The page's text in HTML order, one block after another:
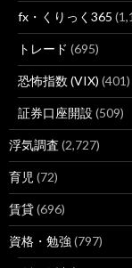
fx・くりっく365
トレード (695)
恐怖指数 (VIX) (401)
証券口座開設 (509)
浮気調査 (2,727)
育児 (72)
賃貸(696)
資格・勉強 (797)